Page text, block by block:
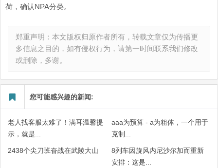
荷，确认NPA分类。
郑重声明：本文版权归原作者所有，转载文章仅为传播更
多信息之目的，如有侵权行为，请第一时间联系我们修改
或删除，多谢。
您可能感兴趣的新闻:
老人找客服太难了！满耳温馨提
示，就是...
aaa为预算 - a为粗体，一个用于
克制...
2438个尖刀班奋战在武陵大山
8列车因旋风内尼沙尔加而重新
安排：这是...